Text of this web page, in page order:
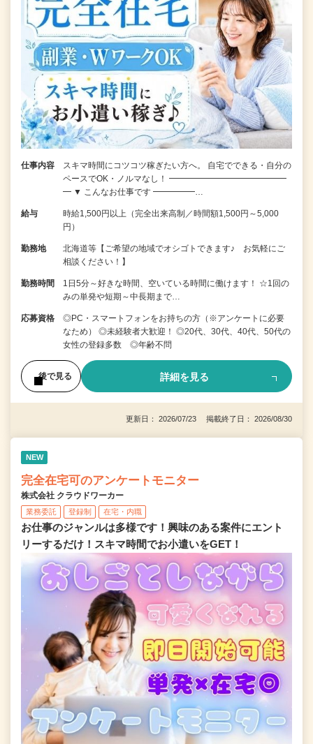
仕事内容
スキマ時間にコツコツ稼ぎたい方へ。 自宅でできる・自分の
ペースでOK・ノルマなし！ ━━━━━━━━━━━━━━
━ ▼ こんなお仕事です ━━━━━…
給与
時給1,500円以上（完全出来高制／時間額1,500円～5,000
円）
勤務地
北海道等【ご希望の地域でオシゴトできます♪ お気軽にご
相談ください！】
勤務時間
1日5分～好きな時間、空いている時間に働けます！ ☆1回の
みの単発や短期～中長期まで…
応募資格
◎PC・スマートフォンをお持ちの方（※アンケートに必要
なため） ◎未経験者大歓迎！ ◎20代、30代、40代、50代の
女性の登録多数 ◎年齢不問
後で見る 詳細を見る
更新日： 2026/07/23 掲載終了日： 2026/08/30
NEW
完全在宅可のアンケートモニター
株式会社 クラウドワーカー
業務委託 登録制 在宅・内職
お仕事のジャンルは多様です！興味のある案件にエント
リーするだけ！スキマ時間でお小遣いをGET！